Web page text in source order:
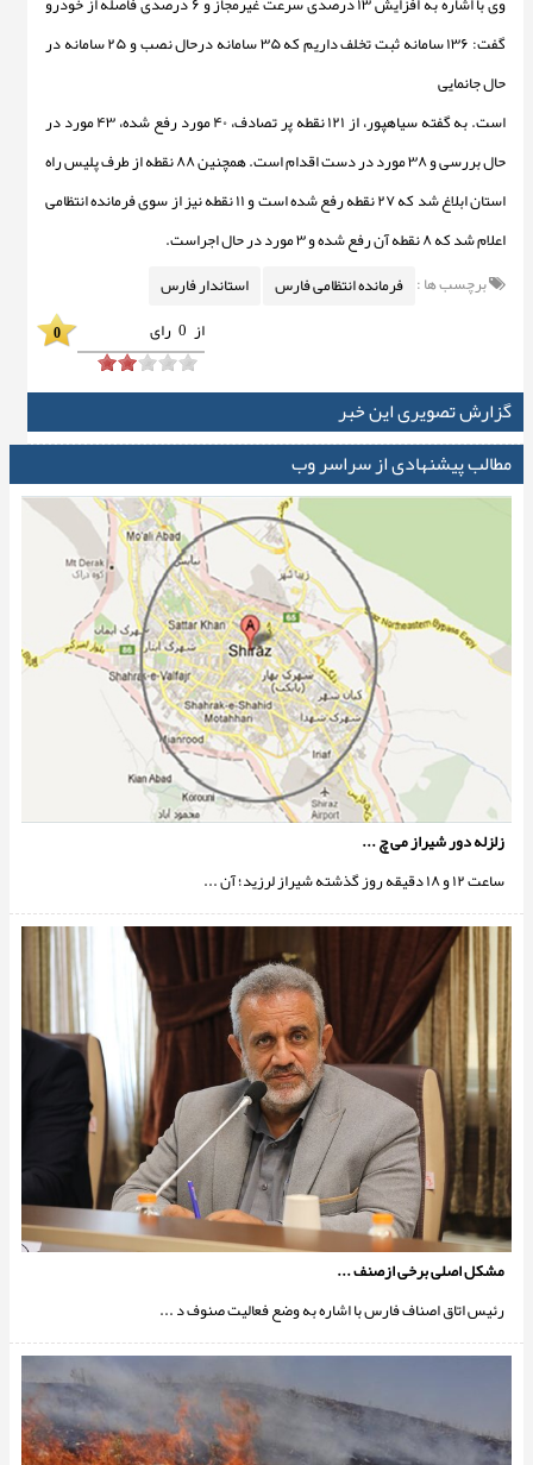
گفت:
۱۳۶ سامانه ثبت تخلف داریم که ۳۵ سامانه درحال نصب و ۲۵ سامانه در
حال جانمایی
است. به گفته سیاهپور،
از ۱۲۱ نقطه پر تصادف، ۴۰ مورد رفع شده، ۴۳ مورد در
حال بررسی و ۳۸ مورد در دست اقدام است.
همچنین ۸۸ نقطه از طرف پلیس راه
استان ابلاغ شد که ۲۷ نقطه رفع شده است و ۱۱ نقطه نیز از سوی فرمانده انتظامی
اعلام شد که ۸ نقطه آن رفع شده و ۳ مورد در حال اجراست.
برچسب ها : فرمانده انتظامی فارس
استاندار فارس
از 0 رای 0
گزارش تصویری این خبر
مطالب پیشنهادی از سراسر وب
زلزله دور شیراز می چ ...
ساعت ۱۲ و ۱۸ دقیقه روز گذشته شیراز لرزید؛ آن‌ ...
مشکل اصلی برخی ازصنف ...
رئیس اتاق اصناف فارس با اشاره به وضع فعالیت صنوف د ...